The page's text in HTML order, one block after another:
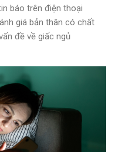
báo trên điện thoại
giá bản thân có chất
đề về giấc ngủ